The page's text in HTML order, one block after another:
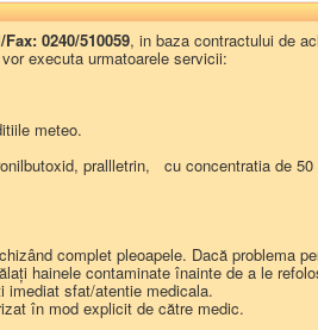
PROCEDURILE ADMINISTRATIVE
DOCUMENTE ȘI INFORMAȚII
de hotărâri
0240/510059, in baza contractului de
executa urmatoarele servicii:
meteo.
prallletrin, cu concentratia de
complet pleoapele. Dacă problema
hainele contaminate înainte de a le
sfat/atentie medicala.
în mod explicit de către medic.